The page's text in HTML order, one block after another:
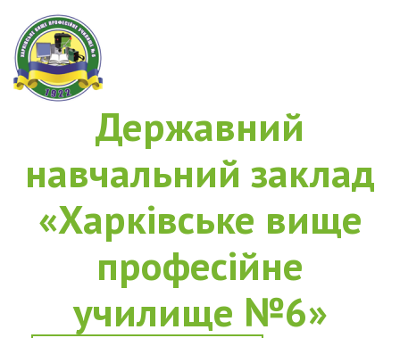
Державний
навчальний заклад
«Харківське вище
професійне
училище №6»